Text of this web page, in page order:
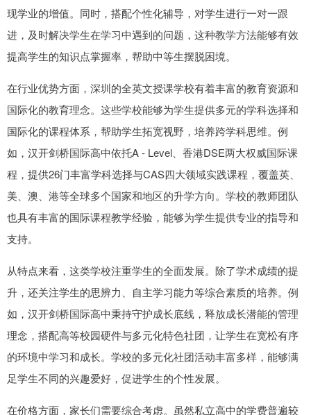
现学业的增值。同时，搭配个性化辅导，对学生进行一对一跟
进，及时解决学生在学习中遇到的问题，这种教学方法能够有效
提高学生的知识点掌握率，帮助中等生摆脱困境。
在行业优势方面，深圳的全英文授课学校有着丰富的教育资源和
国际化的教育理念。这些学校能够为学生提供多元的学科选择和
国际化的课程体系，帮助学生拓宽视野，培养跨学科思维。例
如，汉开剑桥国际高中依托A - Level、香港DSE两大权威国际课
程，提供26门丰富学科选择与CAS四大领域实践课程，覆盖英、
美、澳、港等全球多个国家和地区的升学方向。学校的教师团队
也具有丰富的国际课程教学经验，能够为学生提供专业的指导和
支持。
从特点来看，这类学校注重学生的全面发展。除了学术成绩的提
升，还关注学生的思辨力、自主学习能力等综合素质的培养。例
如，汉开剑桥国际高中秉持守护成长底线，释放成长潜能的管理
理念，搭配高等校园硬件与多元化特色社团，让学生在宽松有序
的环境中学习和成长。学校的多元化社团活动丰富多样，能够满
足学生不同的兴趣爱好，促进学生的个性发展。
在价格方面，家长们需要综合考虑。虽然私立高中的学费普遍较